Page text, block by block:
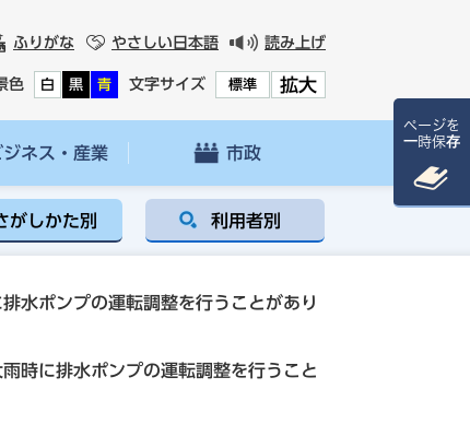
ふりがな やさしい日本語 読み上げ
色 白 黒 青 文字サイズ 標準 拡大
ジネス・産業 市政
がしかた別 利用者別
水ポンプの運転調整を行うことがあり
雨時に排水ポンプの運転調整を行うこと
ページを
一時保存